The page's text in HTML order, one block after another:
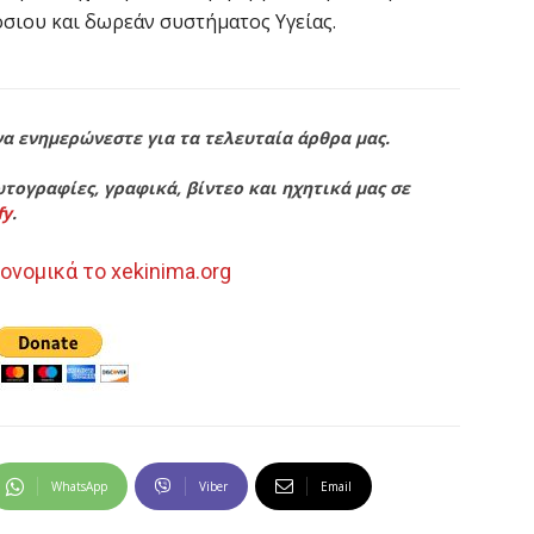
και δωρεάν συστήματος Υγείας.
ενημερώνεστε για τα τελευταία άρθρα μας.
γραφικά, βίντεο και ηχητικά μας σε
.
το xekinima.org
WhatsApp Viber Email